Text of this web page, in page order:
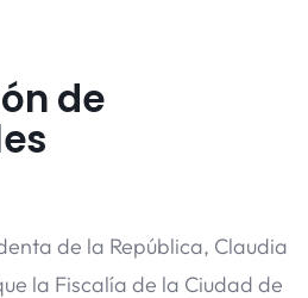
de
de la República, Claudia
la Fiscalía de la Ciudad de